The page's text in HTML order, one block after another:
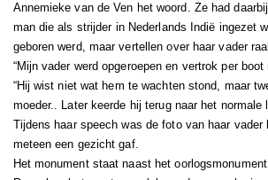
Annemieke van de Ven het woord. Ze had
man die als strijder in Nederlands Indië ingezet
geboren werd, maar vertellen over haar vader
“Mijn vader werd opgeroepen en vertrok per
“Hij wist niet wat hem te wachten stond, maar
moeder.. Later keerde hij terug naar het
Tijdens haar speech was de foto van haar
meteen een gezicht gaf.
Het monument staat naast het